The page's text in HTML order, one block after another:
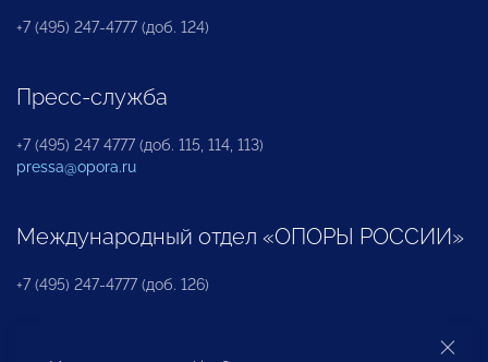
+7 (495) 247-4777 (доб. 124)
Пресс-служба
+7 (495) 247 4777 (доб. 115, 114, 113)
pressa@opora.ru
Международный отдел «ОПОРЫ РОССИИ»
+7 (495) 247-4777 (доб. 126)
Бюро по защите прав предпринимателей и